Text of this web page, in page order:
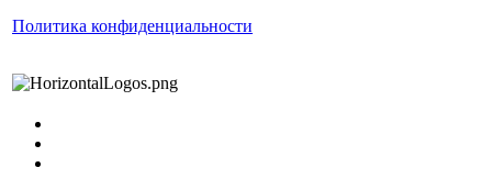
Политика конфиденциальности